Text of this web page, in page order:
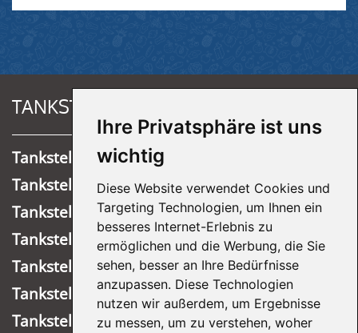
Ihre Privatsphäre ist uns
wichtig
Diese Website verwendet Cookies und
Targeting Technologien, um Ihnen ein
besseres Internet-Erlebnis zu
ermöglichen und die Werbung, die Sie
sehen, besser an Ihre Bedürfnisse
anzupassen. Diese Technologien
nutzen wir außerdem, um Ergebnisse
zu messen, um zu verstehen, woher
TANKSTELLEN
Tankstelle Ründeroth
Tankstelle Overath
Tankstelle Meinerzhagen
Tankstelle Lastrup Nord
Tankstelle Köln-Mülheim
Tankstelle Wiehl
Tankstelle Marienheide